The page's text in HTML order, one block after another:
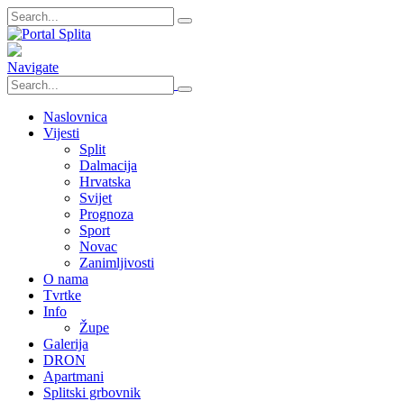
Navigate
Naslovnica
Vijesti
Split
Dalmacija
Hrvatska
Svijet
Prognoza
Sport
Novac
Zanimljivosti
O nama
Tvrtke
Info
Župe
Galerija
DRON
Apartmani
Splitski grbovnik